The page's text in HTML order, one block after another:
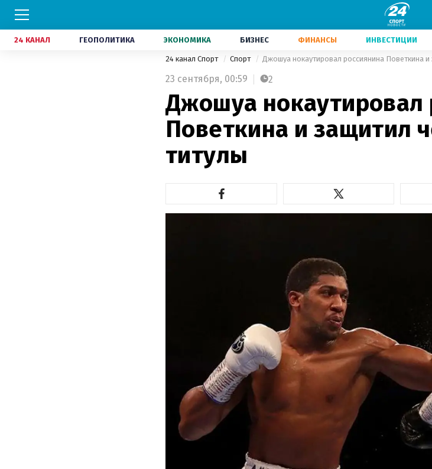
24 КАНАЛ ГЕОПОЛИТИКА ЭКОНОМИКА БИЗНЕС ФИНАНСЫ ИНВЕСТИЦИИ
24 канал Спорт Спорт Джошуа нокаутировал россиянина Поветкина и
23 сентября, 00:59 2
Джошуа нокаутировал
Поветкина и защитил
титулы